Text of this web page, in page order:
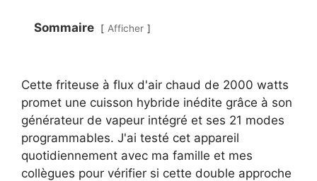
Sommaire Afficher
Cette friteuse à flux d'air chaud de 2000 watts
promet une cuisson hybride inédite grâce à son
générateur de vapeur intégré et ses 21 modes
programmables. J'ai testé cet appareil
quotidiennement avec ma famille et mes
collègues pour vérifier si cette double approche